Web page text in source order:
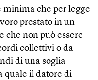
che per legge
prestato in un
che non può essere
collettivi o da
di una soglia
quale il datore di